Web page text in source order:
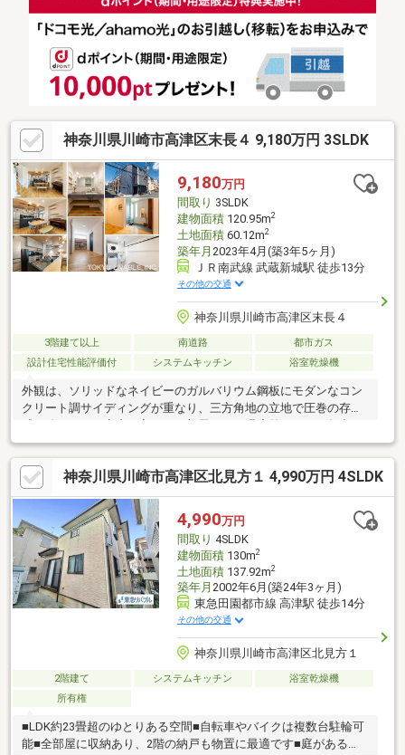
をしたいですか。あなたの希望にかなうお住まい探しを、ぜひ当
社にお任せください。当社では様々な不動産をご用意しておりま
神奈川県川崎市高津区末長４ 9,180万円 3SLDK
9,180万円
間取り 3SLDK
建物面積120.95m2
土地面積60.12m2
築年月 2023年4月(築3年5ヶ月)
ＪＲ南武線 武蔵新城駅 徒歩13分
その他の交通
神奈川県川崎市高津区末長４
3階建て以上 南道路
都市ガス
設計住宅性能評価付
システムキッチン 浴室乾燥機
外観は、ソリッドなネイビーのガルバリウム鋼板にモダンなコン
クリート調サイディングが重なり、三方角地の立地で圧巻の存在
感を放ちます。室内に入ると、部屋ごとの温度差をなくし年中ク
リーンな空気を循環させる「全館空調システム」が心地よい住環
境を提供。公的機関による「設計住宅性能評価書」を取得してお
り、最高位の「耐震等級3」や高い断熱性能を示す「断熱等性能等
級5」「一次エネルギー消費量等級6」を網羅しています。暮らし
の中心となる2階LDKは、木目調の「下がり天井」が映える美しい
空間。ブラック天板の対面キッチンにはタッチレス水栓や背面の
大型カップボード、海外製食洗機60cmが備わっております。
神奈川県川崎市高津区北見方１ 4,990万円 4SLDK
4,990万円
間取り 4SLDK
建物面積130m2
土地面積137.92m2
築年月 2002年6月(築24年3ヶ月)
東急田園都市線 高津駅 徒歩14分
その他の交通
神奈川県川崎市高津区北見方１
2階建て システムキッチン
浴室乾燥機
所有権
■LDK約23畳超のゆとりある空間■自転車やバイクは複数台駐輪可
能■全部屋に収納あり、2階の納戸も物置に最適です■庭がある